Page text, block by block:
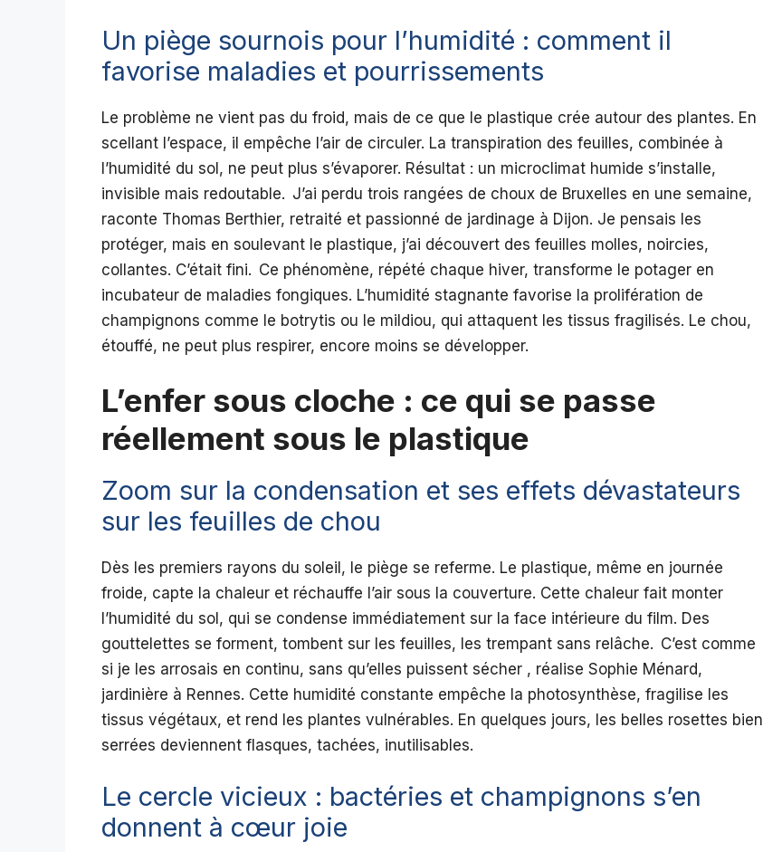
Un piège sournois pour l’humidité : comment il
favorise maladies et pourrissements
Le problème ne vient pas du froid, mais de ce que le plastique crée autour des plantes. En
scellant l’espace, il empêche l’air de circuler. La transpiration des feuilles, combinée à
l’humidité du sol, ne peut plus s’évaporer. Résultat : un microclimat humide s’installe,
invisible mais redoutable. J’ai perdu trois rangées de choux de Bruxelles en une semaine,
raconte Thomas Berthier, retraité et passionné de jardinage à Dijon. Je pensais les
protéger, mais en soulevant le plastique, j’ai découvert des feuilles molles, noircies,
collantes. C’était fini. Ce phénomène, répété chaque hiver, transforme le potager en
incubateur de maladies fongiques. L’humidité stagnante favorise la prolifération de
champignons comme le botrytis ou le mildiou, qui attaquent les tissus fragilisés. Le chou,
étouffé, ne peut plus respirer, encore moins se développer.
L’enfer sous cloche : ce qui se passe
réellement sous le plastique
Zoom sur la condensation et ses effets dévastateurs
sur les feuilles de chou
Dès les premiers rayons du soleil, le piège se referme. Le plastique, même en journée
froide, capte la chaleur et réchauffe l’air sous la couverture. Cette chaleur fait monter
l’humidité du sol, qui se condense immédiatement sur la face intérieure du film. Des
gouttelettes se forment, tombent sur les feuilles, les trempant sans relâche. C’est comme
si je les arrosais en continu, sans qu’elles puissent sécher , réalise Sophie Ménard,
jardinière à Rennes. Cette humidité constante empêche la photosynthèse, fragilise les
tissus végétaux, et rend les plantes vulnérables. En quelques jours, les belles rosettes bien
serrées deviennent flasques, tachées, inutilisables.
Le cercle vicieux : bactéries et champignons s’en
donnent à cœur joie